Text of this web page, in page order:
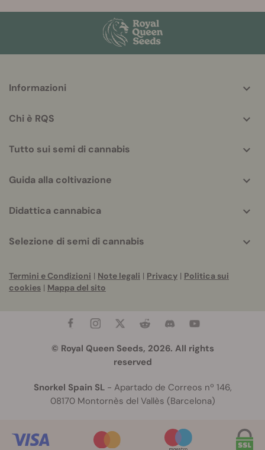
helpful
Informazioni
Chi è RQS
Tutto sui semi di cannabis
Guida alla coltivazione
Didattica cannabica
Selezione di semi di cannabis
Termini e Condizioni | Note legali | Privacy | Politica sui
cookies | Mappa del sito
© Royal Queen Seeds, 2026. All rights
reserved
Snorkel Spain SL- Apartado de Correos nº 146,
08170 Montornès del Vallès (Barcelona)